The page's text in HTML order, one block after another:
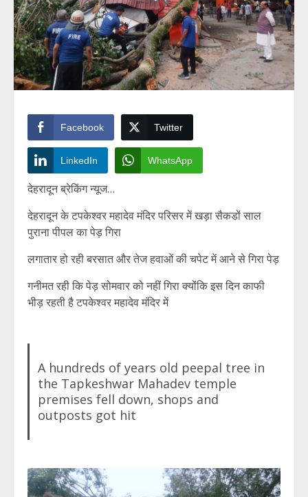
Facebook Twitter
LinkedIn WhatsApp
देहरादून ब्रेकिंग न्यूज…
देहरादून के टपकेश्वर महादेव मंदिर परिसर में खड़ा सैकडों साल
पुराना पीपल का पेड़ गिरा
लगातार हो रही बरसात और तेज हवाओं की चपेट में आने से गिरा पेड़
गनीमत रही कि पेड़ सोमवार को नहीं गिरा क्योंकि इस दिन काफी
भीड़ रहती है टपकेश्वर महादेव मंदिर में
A hundreds of years old peepal tree in
the Tapkeshwar Mahadev temple
premises fell down, shops and
outposts got hit